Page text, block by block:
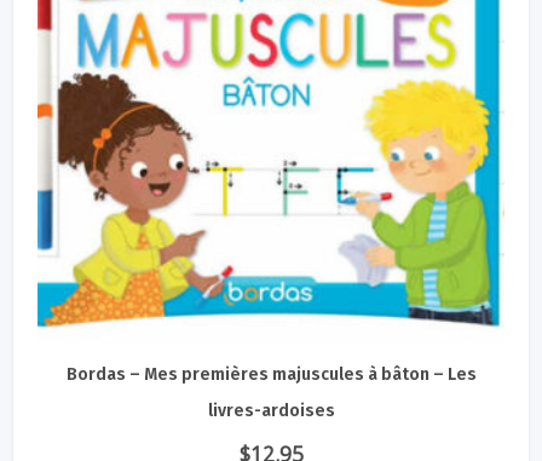
Bordas – Mes premières majuscules à bâton – Les
livres-ardoises
$12.95